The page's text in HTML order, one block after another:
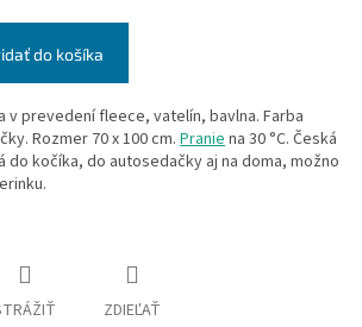
do košíka
v prevedení fleece, vatelín, bavlna. Farba
Rozmer 70 x 100 cm. Praniena 30 °C. Česká
do kočíka, do autosedačky aj na doma, možno
ZDIEĽAŤ